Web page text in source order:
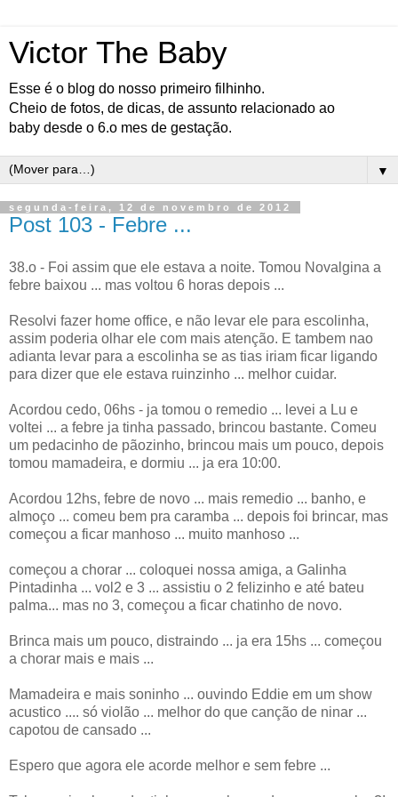
Victor The Baby
Esse é o blog do nosso primeiro filhinho.
Cheio de fotos, de dicas, de assunto relacionado ao
baby desde o 6.o mes de gestação.
▼
segunda-feira, 12 de novembro de 2012
Post 103 - Febre ...
38.o - Foi assim que ele estava a noite. Tomou Novalgina a
febre baixou ... mas voltou 6 horas depois ...
Resolvi fazer home office, e não levar ele para escolinha,
assim poderia olhar ele com mais atenção. E tambem nao
adianta levar para a escolinha se as tias iriam ficar ligando
para dizer que ele estava ruinzinho ... melhor cuidar.
Acordou cedo, 06hs - ja tomou o remedio ... levei a Lu e
voltei ... a febre ja tinha passado, brincou bastante. Comeu
um pedacinho de pãozinho, brincou mais um pouco, depois
tomou mamadeira, e dormiu ... ja era 10:00.
Acordou 12hs, febre de novo ... mais remedio ... banho, e
almoço ... comeu bem pra caramba ... depois foi brincar, mas
começou a ficar manhoso ... muito manhoso ...
começou a chorar ... coloquei nossa amiga, a Galinha
Pintadinha ... vol2 e 3 ... assistiu o 2 felizinho e até bateu
palma... mas no 3, começou a ficar chatinho de novo.
Brinca mais um pouco, distraindo ... ja era 15hs ... começou
a chorar mais e mais ...
Mamadeira e mais soninho ... ouvindo Eddie em um show
acustico .... só violão ... melhor do que canção de ninar ...
capotou de cansado ...
Espero que agora ele acorde melhor e sem febre ...